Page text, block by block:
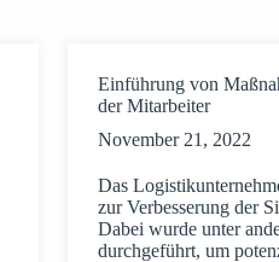
Einführung von
der Mitarbeiter
November 21, 2022
Das
zur Verbesserung der
Dabei wurde unter
durchgeführt, um